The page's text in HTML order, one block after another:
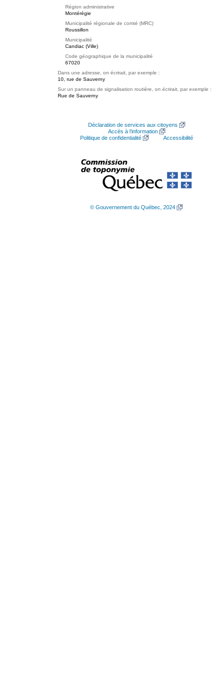
Région administrative
Montérégie
Municipalité régionale de comté (MRC)
Roussillon
Municipalité
Candiac (Ville)
Code géographique de la municipalité
67020
Dans une adresse, on écrirait, par exemple :
10, rue de Sauverny
Sur un panneau de signalisation routière, on écrirait, par exemple :
Rue de Sauverny
Déclaration de services aux citoyens
Accès à l’information
Politique de confidentialité
Accessibilité
© Gouvernement du Québec, 2024